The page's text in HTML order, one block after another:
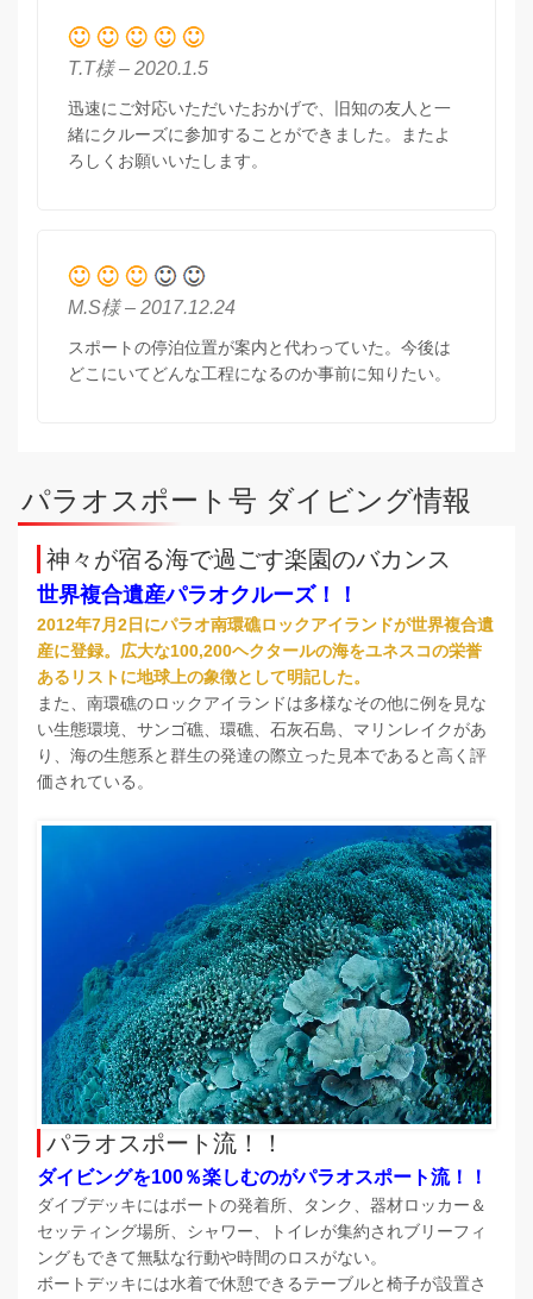
T.T様 – 2020.1.5
迅速にご対応いただいたおかげで、旧知の友人と一
緒にクルーズに参加することができました。またよ
ろしくお願いいたします。
M.S様 – 2017.12.24
スポートの停泊位置が案内と代わっていた。今後は
どこにいてどんな工程になるのか事前に知りたい。
パラオスポート号 ダイビング情報
神々が宿る海で過ごす楽園のバカンス
世界複合遺産パラオクルーズ！！
2012年7月2日にパラオ南環礁ロックアイランドが世界複合遺
産に登録。広大な100,200ヘクタールの海をユネスコの栄誉
あるリストに地球上の象徴として明記した。
また、南環礁のロックアイランドは多様なその他に例を見な
い生態環境、サンゴ礁、環礁、石灰石島、マリンレイクがあ
り、海の生態系と群生の発達の際立った見本であると高く評
価されている。
パラオスポート流！！
ダイビングを100％楽しむのがパラオスポート流！！
ダイブデッキにはボートの発着所、タンク、器材ロッカー＆
セッティング場所、シャワー、トイレが集約されブリーフィ
ングもできて無駄な行動や時間のロスがない。
ボートデッキには水着で休憩できるテーブルと椅子が設置さ